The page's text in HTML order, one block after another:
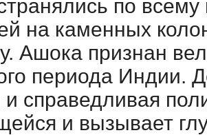
по всему
на каменных
Ашока признан
периода Индии.
справедливая
и вызывает